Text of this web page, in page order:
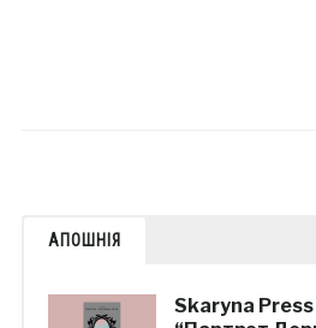
АПОШНІЯ
Skaryna